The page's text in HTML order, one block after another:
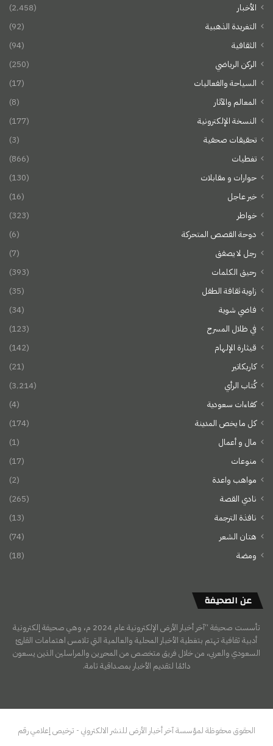
الأخبار
(2٬458)
التغريدة الذهبية
(92)
الثقافية
(94)
الركن الرياضي
(250)
السياحة والفعاليات
(17)
المعالم والآثار
(8)
النسخة الإلكترونية
(177)
تحقيقات صحفية
(3)
تغطيات
(866)
حوارات و مقابلات
(130)
خبر عاجل
(16)
خواطر
(323)
دوحة القصص المتحركة
(6)
رجل لا يصفق
(7)
رحيق الكلمات
(393)
زاوية ثقافة الطفل
(35)
فاضي شوية
(34)
في ظلال المسرح
(123)
قيثارة الإلهام
(142)
كاريكاتير
(21)
كُتاب الرأي
(3٬214)
كفاءات سعودية
(4)
كل ما يخص المدينة
(174)
مال و أعمال
(1)
منوعات
(17)
مواهب واعدة
(2)
نادي القصة
(265)
نافذة الترجمة
(13)
هتان الشعر
(74)
ومضة
(18)
عن الصحيفة
تأسست صحيفة “آخر أخبار الأرض الإلكترونية عام 2024 م، وهي صحيفة إلكترونية
أدبية ثقافية تهتم بتغطية الأخبار المحلية والعالمية التي تلامس اهتمامات القارئ
السعودي والعربي، من خلال فريق متخصص من المحررين والمراسلين الذين يسعون
دائمًا لتقديم الأخبار بمصداقية تامة.
الحقوق محفوظة لمؤسسة آخر أخبار الأرض للنشر الالكتروني - ترخيص إعلامي رقم